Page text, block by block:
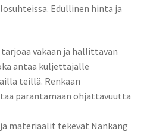
Edullinen hinta ja
vakaan ja hallittavan
antaa kuljettajalle
teillä. Renkaan
parantamaan ohjattavuutta
ja materiaalit tekevät Nankang